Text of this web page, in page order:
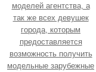
моделей агентства, а
так же всех девушек
города, которым
предоставляется
возможность получить
модельные зарубежные